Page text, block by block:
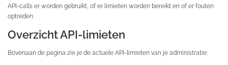
API-calls er worden gebruikt, of er limieten worden bereikt en of er fouten
optreden.
Overzicht API-limieten
Bovenaan de pagina zie je de actuele API-limieten van je administratie: